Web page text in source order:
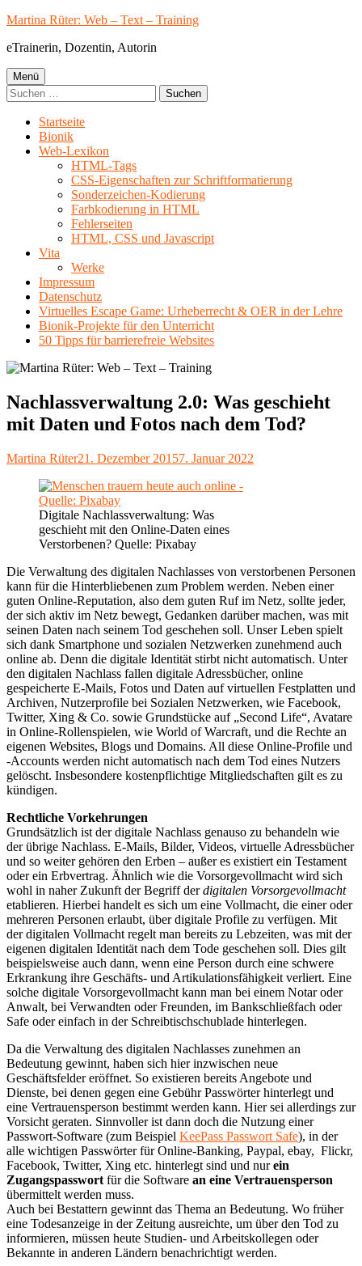
Springe
Inhalt
Martina Rüter: Web – Text – Training
eTrainerin, Dozentin, Autorin
Primäres
Menü
Menü
Suchen
nach:
Startseite
Bionik
Web-Lexikon
HTML-Tags
CSS-Eigenschaften zur Schriftformatierung
Sonderzeichen-Kodierung
Farbkodierung in HTML
Fehlerseiten
HTML, CSS und Javascript
Vita
Werke
Impressum
Datenschutz
Virtuelles Escape Game: Urheberrecht & OER in der Lehre
Bionik-Projekte für den Unterricht
50 Tipps für barrierefreie Websites
Nachlassverwaltung 2.0: Was geschieht
mit Daten und Fotos nach dem Tod?
Autor
Martina RüterVeröffentlicht
21. Dezember 20157. Januar 2022
Digitale Nachlassverwaltung: Was
geschieht mit den Online-Daten eines
Verstorbenen? Quelle: Pixabay
Die Verwaltung des digitalen Nachlasses von verstorbenen Personen
kann für die Hinterbliebenen zum Problem werden. Neben einer
guten Online-Reputation, also dem guten Ruf im Netz, sollte jeder,
der sich aktiv im Netz bewegt, Gedanken darüber machen, was mit
seinen Daten nach seinem Tod geschehen soll. Unser Leben spielt
sich dank Smartphone und sozialen Netzwerken zunehmend auch
online ab. Denn die digitale Identität stirbt nicht automatisch. Unter
den digitalen Nachlass fallen digitale Adressbücher, online
gespeicherte E-Mails, Fotos und Daten auf virtuellen Festplatten und
Archiven, Nutzerprofile bei Sozialen Netzwerken, wie Facebook,
Twitter, Xing & Co. sowie Grundstücke auf „Second Life“, Avatare
in Online-Rollenspielen, wie World of Warcraft, und die Rechte an
eigenen Websites, Blogs und Domains. All diese Online-Profile und
-Accounts werden nicht automatisch nach dem Tod eines Nutzers
gelöscht. Insbesondere kostenpflichtige Mitgliedschaften gilt es zu
kündigen.
Rechtliche Vorkehrungen
Grundsätzlich ist der digitale Nachlass genauso zu behandeln wie
der übrige Nachlass. E-Mails, Bilder, Videos, virtuelle Adressbücher
und so weiter gehören den Erben – außer es existiert ein Testament
oder ein Erbvertrag. Ähnlich wie die Vorsorgevollmacht wird sich
wohl in naher Zukunft der Begriff derdigitalen Vorsorgevollmacht
etablieren. Hierbei handelt es sich um eine Vollmacht, die einer oder
mehreren Personen erlaubt, über digitale Profile zu verfügen. Mit
der digitalen Vollmacht regelt man bereits zu Lebzeiten, was mit der
eigenen digitalen Identität nach dem Tode geschehen soll. Dies gilt
beispielsweise auch dann, wenn eine Person durch eine schwere
Erkrankung ihre Geschäfts- und Artikulationsfähigkeit verliert. Eine
solche digitale Vorsorgevollmacht kann man bei einem Notar oder
Anwalt, bei Verwandten oder Freunden, im Bankschließfach oder
Safe oder einfach in der Schreibtischschublade hinterlegen.
Da die Verwaltung des digitalen Nachlasses zunehmen an
Bedeutung gewinnt, haben sich hier inzwischen neue
Geschäftsfelder eröffnet. So existieren bereits Angebote und
Dienste, bei denen gegen eine Gebühr Passwörter hinterlegt und
eine Vertrauensperson bestimmt werden kann. Hier sei allerdings zur
Vorsicht geraten. Sinnvoller ist dann doch die Nutzung einer
Passwort-Software (zum Beispiel KeePass Passwort Safe), in der
alle wichtigen Passwörter für Online-Banking, Paypal, ebay, Flickr,
Facebook, Twitter, Xing etc. hinterlegt sind und nurein
Zugangspasswort für die Software an eine Vertrauensperson
übermittelt werden muss.
Auch bei Bestattern gewinnt das Thema an Bedeutung. Wo früher
eine Todesanzeige in der Zeitung ausreichte, um über den Tod zu
informieren, müssen heute Studien- und Arbeitskollegen oder
Bekannte in anderen Ländern benachrichtigt werden.